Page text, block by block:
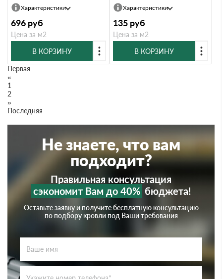
Характеристики
696 руб
Цена за м2
В КОРЗИНУ
Характеристики
135 руб
Цена за м2
В КОРЗИНУ
Первая
«
1
2
»
Последняя
Не знаете, что вам
подходит?
Правильная консультация
сэкономит Вам до 40% бюджета!
Оставьте заявку и получите бесплатную консультацию
по подбору кровли под Ваши требования